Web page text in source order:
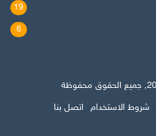
19
6
شروط الاستخدام اتصل بنا